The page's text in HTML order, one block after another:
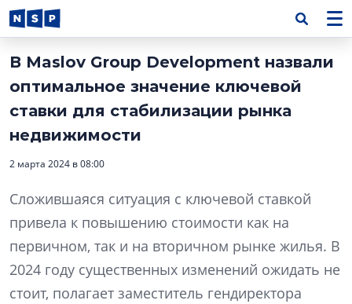
В Maslov Group Development назвали
оптимальное значение ключевой
ставки для стабилизации рынка
недвижимости
2 марта 2024 в 08:00
Сложившаяся ситуация с ключевой ставкой
привела к повышению стоимости как на
первичном, так и на вторичном рынке жилья. В
2024 году существенных изменений ожидать не
стоит, полагает заместитель гендиректора